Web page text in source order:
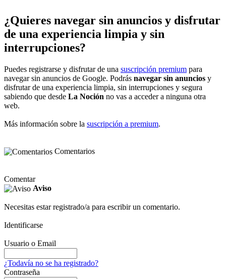
¿Quieres navegar sin anuncios y disfrutar
de una experiencia limpia y sin
interrupciones?
Puedes registrarse y disfrutar de una suscripción premium para
navegar sin anuncios de Google. Podrás navegar sin anuncios y
disfrutar de una experiencia limpia, sin interrupciones y segura
sabiendo que desde La Noción no vas a acceder a ninguna otra
web.
Más información sobre la suscripción a premium.
Comentarios
Comentar
Aviso
Necesitas estar registrado/a para escribir un comentario.
Identificarse
Usuario o Email
¿Todavía no se ha registrado?
Contraseña